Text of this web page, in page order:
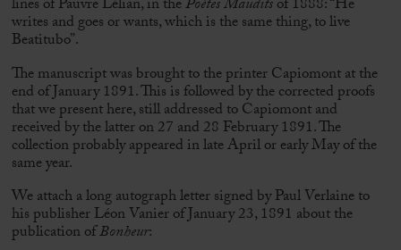
lines of Pauvre Lélian, in thePoètes Mauditsof 1888: “He
writes and goes or wants, which is the same thing, to live
Beatitubo”.
The manuscript was brought to the printer Capiomont at the
end of January 1891. This is followed by the corrected proofs
that we present here, still addressed to Capiomont and
received by the latter on 27 and 28 February 1891. The
collection probably appeared in late April or early May of the
same year.
We attach a long autograph letter signed by Paul Verlaine to
his publisher Léon Vanier of January 23, 1891 about the
publication ofBonheur: